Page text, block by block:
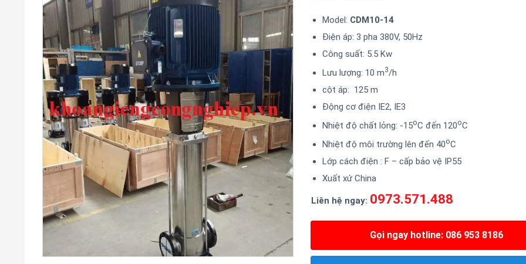
Model: CDM10-14
Điện áp: 3 pha 380V, 50Hz
Công suất: 5.5 Kw
Lưu lượng: 10 m3/h
cột áp: 125 m
Động cơ điện IE2, IE3
Nhiệt độ chất lỏng: -15oC đến 120oC
Nhiệt độ môi trường lên đến 40oC
Lớp cách điện : F – cấp bảo vệ IP55
Xuất xứ China
Liên hệ ngay: 0973.571.488
Gọi ngay hotline: 086 953 8186